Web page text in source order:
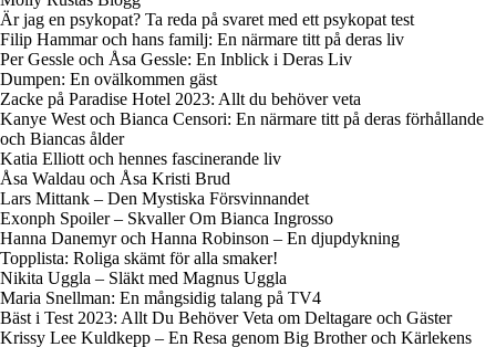
Är jag en psykopat? Ta reda på svaret med ett psykopat test
Filip Hammar och hans familj: En närmare titt på deras liv
Per Gessle och Åsa Gessle: En Inblick i Deras Liv
Dumpen: En ovälkommen gäst
Zacke på Paradise Hotel 2023: Allt du behöver veta
Kanye West och Bianca Censori: En närmare titt på deras förhållande
och Biancas ålder
Katia Elliott och hennes fascinerande liv
Åsa Waldau och Åsa Kristi Brud
Lars Mittank – Den Mystiska Försvinnandet
Exonph Spoiler – Skvaller Om Bianca Ingrosso
Hanna Danemyr och Hanna Robinson – En djupdykning
Topplista: Roliga skämt för alla smaker!
Nikita Uggla – Släkt med Magnus Uggla
Maria Snellman: En mångsidig talang på TV4
Bäst i Test 2023: Allt Du Behöver Veta om Deltagare och Gäster
Krissy Lee Kuldkepp – En Resa genom Big Brother och Kärlekens